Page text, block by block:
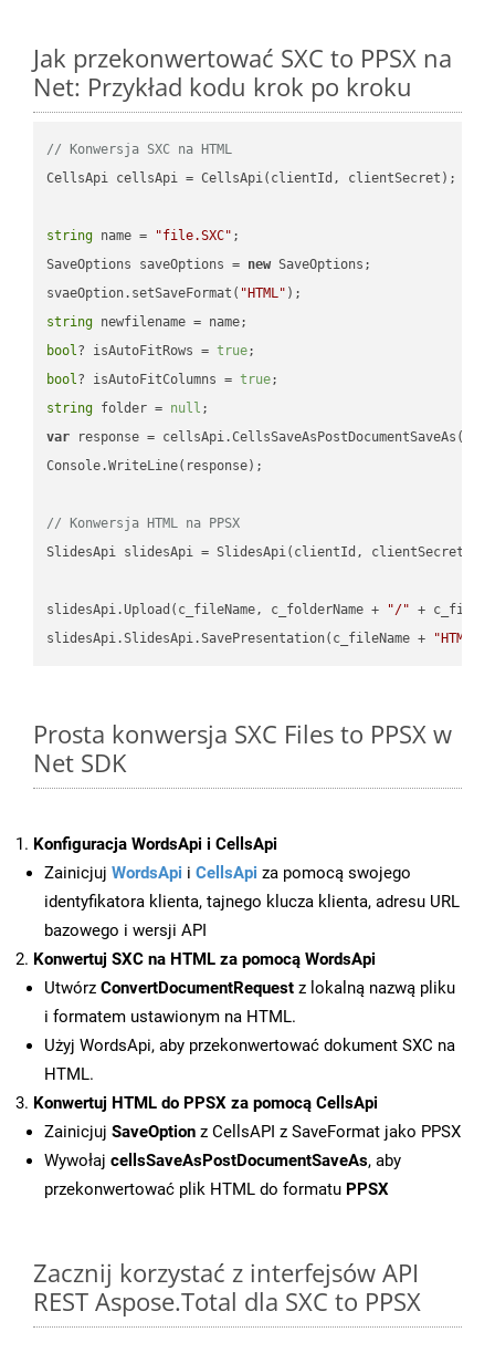
Jak przekonwertować SXC to PPSX na
Net: Przykład kodu krok po kroku
// Konwersja SXC na HTML
CellsApi cellsApi = CellsApi(clientId, clientSecret);
string name = "file.SXC" ;
SaveOptions saveOptions = new SaveOptions;
svaeOption.setSaveFormat( "HTML"
string
bool? isAutoFitRows = true
bool? isAutoFitColumns = true
string folder = null
var response =
Console.WriteLine(response);
// Konwersja HTML na PPSX
SlidesApi slidesApi = SlidesApi(clientId, clientSecret);
slidesApi.Upload(c_fileName, c_folderName + "/" +
slidesApi.SlidesApi.SavePresentation(c_fileName +
"HTML"
Prosta konwersja SXC Files to PPSX w
Net SDK
Konfiguracja WordsApi i CellsApi
Zainicjuj WordsApi i CellsApi za pomocą swojego
identyfikatora klienta, tajnego klucza klienta, adresu URL
bazowego i wersji API
Konwertuj SXC na HTML za pomocą WordsApi
Utwórz ConvertDocumentRequest z lokalną nazwą pliku
i formatem ustawionym na HTML.
Użyj WordsApi, aby przekonwertować dokument SXC na
HTML.
Konwertuj HTML do PPSX za pomocą CellsApi
Zainicjuj SaveOption z CellsAPI z SaveFormat jako PPSX
Wywołaj cellsSaveAsPostDocumentSaveAs, aby
przekonwertować plik HTML do formatu PPSX
Zacznij korzystać z interfejsów API
REST Aspose.Total dla SXC to PPSX